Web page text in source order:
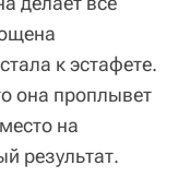
к эстафете.
она проплывет
на
результат.